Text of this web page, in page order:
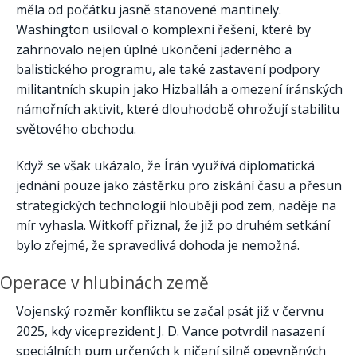
měla od počátku jasně stanovené mantinely.
Washington usiloval o komplexní řešení, které by
zahrnovalo nejen úplné ukončení jaderného a
balistického programu, ale také zastavení podpory
militantních skupin jako Hizballáh a omezení íránských
námořních aktivit, které dlouhodobě ohrožují stabilitu
světového obchodu.
Když se však ukázalo, že Írán využívá diplomatická
jednání pouze jako zástěrku pro získání času a přesun
strategických technologií hlouběji pod zem, naděje na
mír vyhasla. Witkoff přiznal, že již po druhém setkání
bylo zřejmé, že spravedlivá dohoda je nemožná.
Operace v hlubinách země
Vojenský rozměr konfliktu se začal psát již v červnu
2025, kdy viceprezident J. D. Vance potvrdil nasazení
speciálních pum určených k ničení silně opevněných